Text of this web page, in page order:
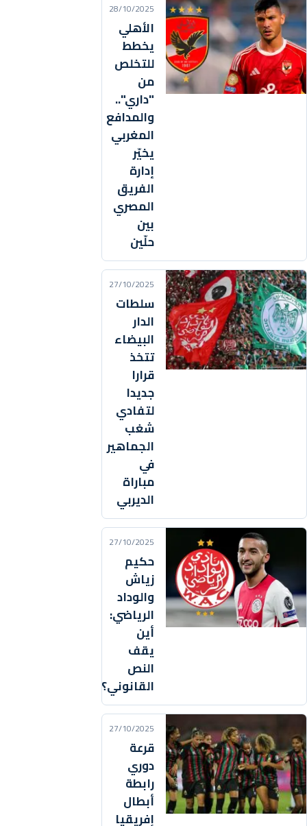
28/10/2025
الأهلي
يخطط
للتخلص
من
"داري"..
والمدافع
المغربي
يخيّر
إدارة
الفريق
المصري
بين
حلّين
27/10/2025
سلطات
الدار
البيضاء
تتخذ
قرارا
جديدا
لتفادي
شغب
الجماهير
في
مباراة
الديربي
27/10/2025
حكيم
زياش
والوداد
الرياضي:
أين
يقف
النص
القانوني؟
27/10/2025
قرعة
دوري
رابطة
أبطال
إفريقيا